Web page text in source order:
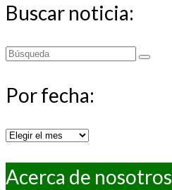
Buscar noticia:
Buscar
Por fecha:
Por
Acerca de nosotros